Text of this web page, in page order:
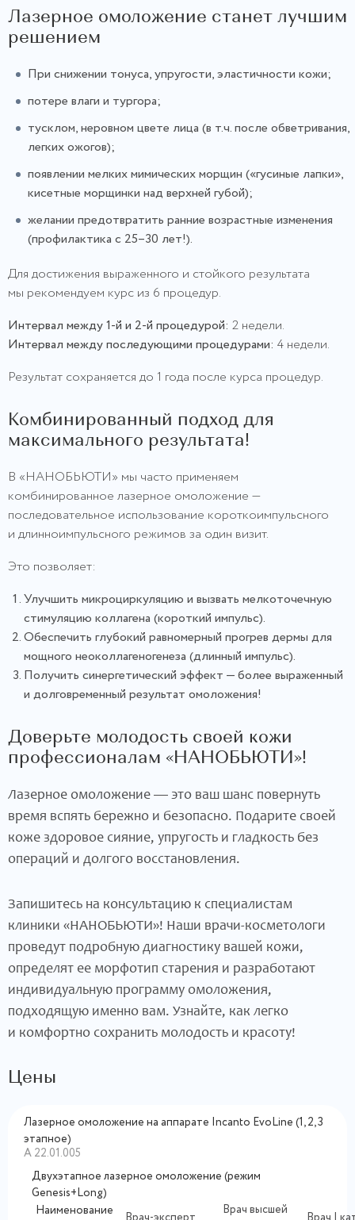
Лазерное омоложение станет лучшим
решением
При снижении тонуса, упругости, эластичности кожи;
потере влаги и тургора;
тусклом, неровном цвете лица (в т.ч. после обветривания,
легких ожогов);
появлении мелких мимических морщин («гусиные лапки»,
кисетные морщинки над верхней губой);
желании предотвратить ранние возрастные изменения
(профилактика с 25–30 лет!).
Для достижения выраженного и стойкого результата
мы рекомендуем курс из 6 процедур.
Интервал между 1-й и 2-й процедурой: 2 недели.
Интервал между последующими процедурами: 4 недели.
Результат сохраняется до 1 года после курса процедур.
Комбинированный подход для
максимального результата!
В «НАНОБЬЮТИ» мы часто применяем
комбинированное лазерное омоложение —
последовательное использование короткоимпульсного
и длинноимпульсного режимов за один визит.
Это позволяет:
Улучшить микроциркуляцию и вызвать мелкоточечную
стимуляцию коллагена (короткий импульс).
Обеспечить глубокий равномерный прогрев дермы для
мощного неоколлагеногенеза (длинный импульс).
Получить синергетический эффект — более выраженный
и долговременный результат омоложения!
Доверьте молодость своей кожи
профессионалам «НАНОБЬЮТИ»!
Лазерное омоложение — это ваш шанс повернуть
время вспять бережно и безопасно. Подарите своей
коже здоровое сияние, упругость и гладкость без
операций и долгого восстановления.
Запишитесь на консультацию к специалистам
клиники «НАНОБЬЮТИ»! Наши врачи-косметологи
проведут подробную диагностику вашей кожи,
определят ее морфотип старения и разработают
индивидуальную программу омоложения,
подходящую именно вам. Узнайте, как легко
и комфортно сохранить молодость и красоту!
Цены
Лазерное омоложение на аппарате Incanto EvoLine (1, 2, 3
этапное)
А 22.01.005
Двухэтапное лазерное омоложение (режим
Genesis+Long)
Наименование
Врач высшей